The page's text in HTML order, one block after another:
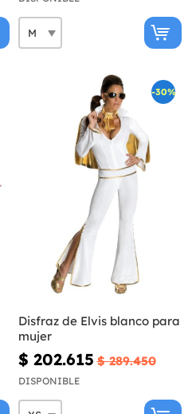
-30%
Disfraz de Elvis blanco para
mujer
$ 202.615 $ 289.450
DISPONIBLE